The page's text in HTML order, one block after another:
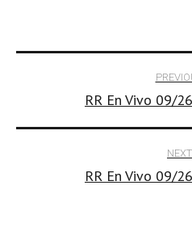
navigation
RR En Vivo 09/
RR En Vivo 09/